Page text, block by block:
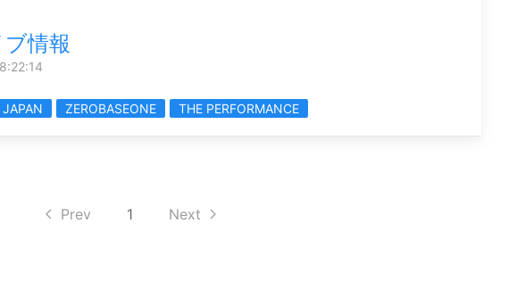
情報
JAPAN ZEROBASEONE THE PERFORMANCE
Prev 1 Next